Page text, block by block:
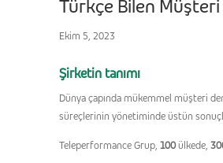
Türkçe Bilen Müşteri
Ekim 5, 2023
Şirketin tanımı
Dünya çapında mükemmel müşteri
süreçlerinin yönetiminde üstün
Teleperformance Grup, 100ülkede,